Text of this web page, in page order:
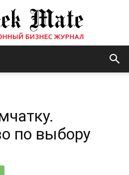
журнал
по выбору